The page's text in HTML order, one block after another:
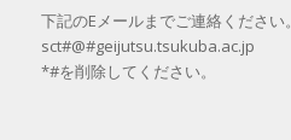
下記のEメールまでご連絡ください。
sct#@#geijutsu.tsukuba.ac.jp
*#を削除してください。